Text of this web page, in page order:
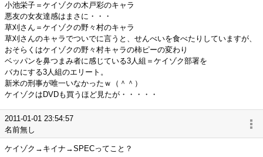
小池栄子＝ケイゾクの木戸彩のキャラ
悪友の女友達感はまさに・・・
草刈さん＝ケイゾクの野々村のキャラ
草刈さんのキャラでついでに言うと、せんべいを食べたりしていますが、
おそらくはケイゾクの野々村キャラの柿ピーの変わり
ベッパンを鼻つまみ者に感じている3人組＝ケイゾク部署を
バカにする3人組のエリート。
新米の刑事が唯一いなかったｗ（＾＾）
ケイゾクはDVDも買うほど見たが・・・・・
2011-01-01 23:54:57
名前無し
ケイゾク→キイナ→SPECってこと？